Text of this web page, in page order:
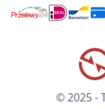
© 2025 -